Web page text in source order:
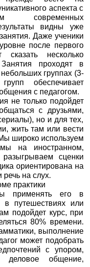
аспекта с
современных
видны уже
Даже ученики
после первого
сказать несколько
проходят в
группах (3-
обеспечивает
с педагогом.
не только подойдет
с друзьями,
но и для тех,
жить там или вести
широко используем
на иностранном,
сценки
ориентирована на
на слух.
практики
применять его в
в путешествиях или
подойдет курс, при
80% времени.
выполнение
может подобрать
с упором,
деловое общение,